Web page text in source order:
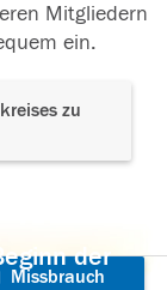
Mitgliedern
ein.
zu
der
Missbrauch